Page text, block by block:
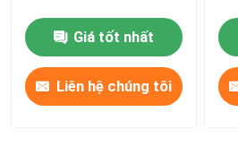
Giá tốt nhất
Liên hệ chúng tôi